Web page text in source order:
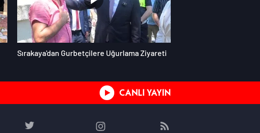
Sırakaya'dan Gurbetçilere Uğurlama Ziyareti
CANLI YAYIN